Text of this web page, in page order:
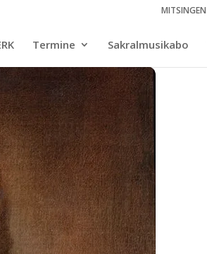
MITSINGEN
Termine Sakralmusikabo